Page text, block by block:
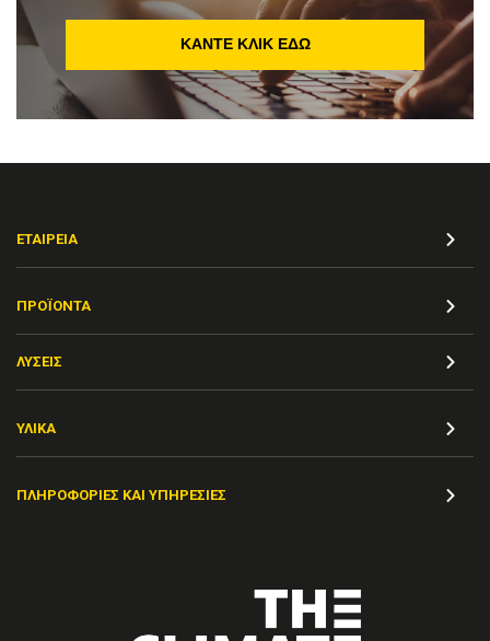
ΚΑΝΤΕ ΚΛΙΚ ΕΔΩ
ΕΤΑΙΡΕΊΑ
ΠΡΟΪΌΝΤΑ
ΛΎΣΕΙΣ
ΥΛΙΚΆ
ΠΛΗΡΟΦΟΡΊΕΣ ΚΑΙ ΥΠΗΡΕΣΊΕΣ